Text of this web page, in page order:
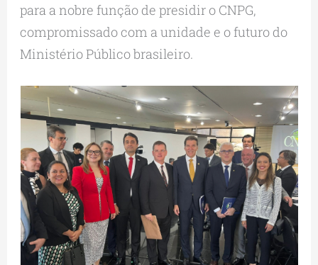
para a nobre função de presidir o CNPG,
compromissado com a unidade e o futuro do
Ministério Público brasileiro.